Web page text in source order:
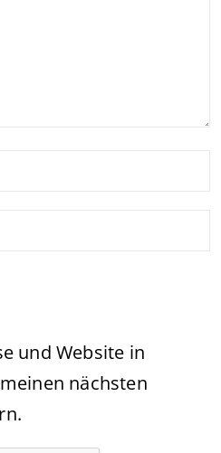
und Website in
nächsten